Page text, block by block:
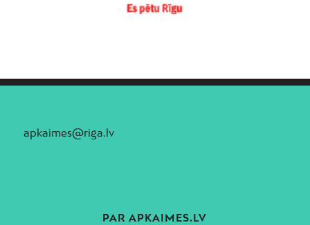
apkaimes@riga.lv
PAR APKAIMES.LV